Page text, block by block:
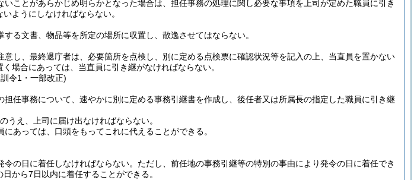
ことがあらかじめ明らかとなった場合は、担任事務の処理に関し必要な事項を上司が定めた職員に引き
ようにしなければならない。
る文書、物品等を所定の場所に収置し、散逸させてはならない。
し、最終退庁者は、必要箇所を点検し、別に定める点検票に確認状況等を記入の上、当直員を置かない
場合にあっては、当直員に引き継がなければならない。
令1・一部改正)
任事務について、速やかに別に定める事務引継書を作成し、後任者又は所属長の指定した職員に引き継
うえ、上司に届け出なければならない。
あっては、口頭をもってこれに代えることができる。
の日に着任しなければならない。 ただし、前任地の事務引継等の特別の事由により発令の日に着任でき
から7日以内に着任することができる。